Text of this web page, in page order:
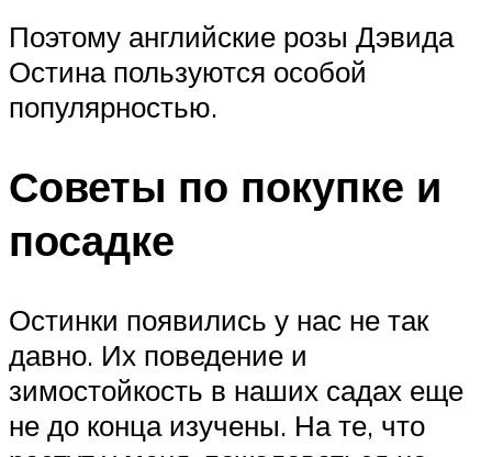
Поэтому английские розы Дэвида
Остина пользуются особой
популярностью.
Советы по покупке и
посадке
Остинки появились у нас не так
давно. Их поведение и
зимостойкость в наших садах еще
не до конца изучены. На те, что